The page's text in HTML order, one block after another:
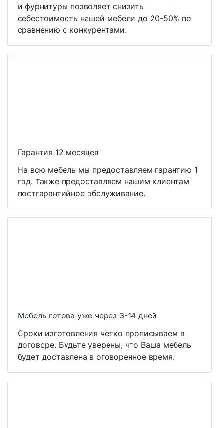
и фурнитуры позволяет снизить
себестоимость нашей мебели до 20-50% по
сравнению с конкурентами.
Гарантия 12 месяцев
На всю мебель мы предоставляем гарантию 1
год. Также предоставляем нашим клиентам
постгарантийное обслуживание.
Мебель готова уже через 3-14 дней
Сроки изготовления четко прописываем в
договоре. Будьте уверены, что Ваша мебель
будет доставлена в оговоренное время.